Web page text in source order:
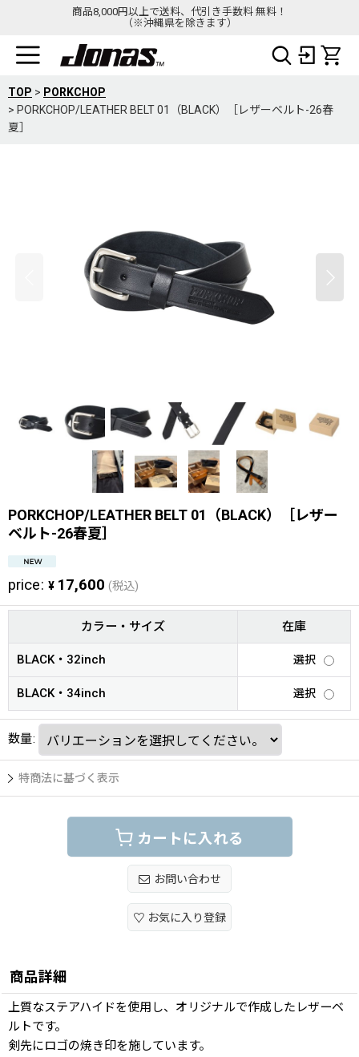
商品8,000円以上で送料、代引き手数料 無料！
（※沖縄県を除きます）
TOP > PORKCHOP
> PORKCHOP/LEATHER BELT 01（BLACK）［レザーベルト-26春
夏］
PORKCHOP/LEATHER BELT 01（BLACK）［レザー
ベルト-26春夏］
price: ¥ 17,600 (税込)
カラー・サイズ 在庫
BLACK・32inch 選択
BLACK・34inch 選択
数量:
特商法に基づく表示
カートに入れる
お問い合わせ
お気に入り登録
商品詳細
上質なステアハイドを使用し、オリジナルで作成したレザーベ
ルトです。
剣先にロゴの焼き印を施しています。